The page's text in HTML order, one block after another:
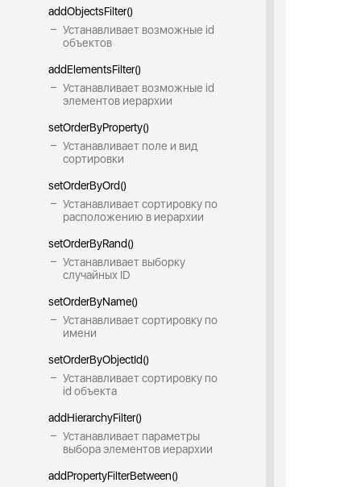
addObjectsFilter()
Устанавливает возможные id
объектов
addElementsFilter()
Устанавливает возможные id
элементов иерархии
setOrderByProperty()
Устанавливает поле и вид
сортировки
setOrderByOrd()
Устанавливает сортировку по
расположению в иерархии
setOrderByRand()
Устанавливает выборку
случайных ID
setOrderByName()
Устанавливает сортировку по
имени
setOrderByObjectId()
Устанавливает сортировку по
id объекта
addHierarchyFilter()
Устанавливает параметры
выбора элементов иерархии
addPropertyFilterBetween()